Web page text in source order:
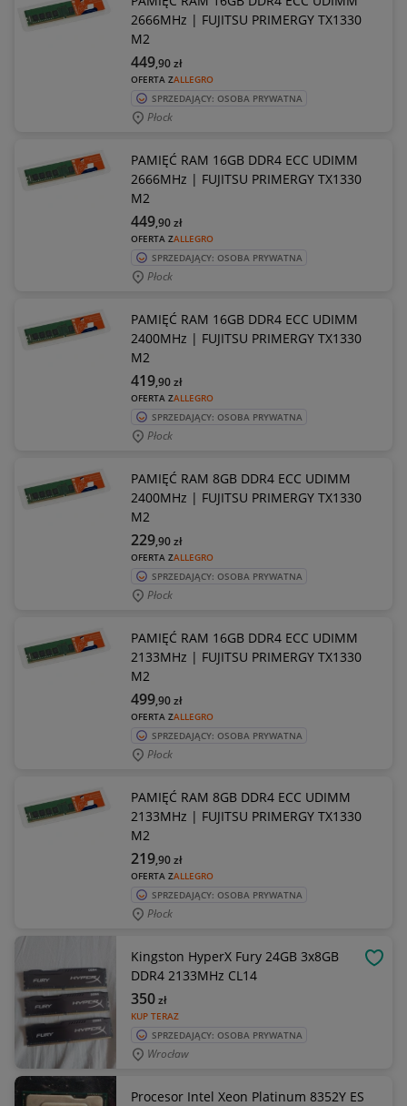
2666MHz | FUJITSU PRIMERGY TX1330
M2
OFERTA ZALLEGRO
449,90zł
SPRZEDAJĄCY: OSOBA PRYWATNA
Płock
PAMIĘĆ RAM 16GB DDR4 ECC UDIMM
2666MHz | FUJITSU PRIMERGY TX1330
M2
OFERTA ZALLEGRO
449,90zł
SPRZEDAJĄCY: OSOBA PRYWATNA
Płock
PAMIĘĆ RAM 16GB DDR4 ECC UDIMM
2400MHz | FUJITSU PRIMERGY TX1330
M2
OFERTA ZALLEGRO
419,90zł
SPRZEDAJĄCY: OSOBA PRYWATNA
Płock
PAMIĘĆ RAM 8GB DDR4 ECC UDIMM
2400MHz | FUJITSU PRIMERGY TX1330
M2
OFERTA ZALLEGRO
229,90zł
SPRZEDAJĄCY: OSOBA PRYWATNA
Płock
PAMIĘĆ RAM 16GB DDR4 ECC UDIMM
2133MHz | FUJITSU PRIMERGY TX1330
M2
OFERTA ZALLEGRO
499,90zł
SPRZEDAJĄCY: OSOBA PRYWATNA
Płock
PAMIĘĆ RAM 8GB DDR4 ECC UDIMM
2133MHz | FUJITSU PRIMERGY TX1330
M2
OFERTA ZALLEGRO
219,90zł
SPRZEDAJĄCY: OSOBA PRYWATNA
Płock
Kingston HyperX Fury 24GB 3x8GB
DDR4 2133MHz CL14
KUP TERAZ
350zł
SPRZEDAJĄCY: OSOBA PRYWATNA
Wrocław
Procesor Intel Xeon Platinum 8352Y ES